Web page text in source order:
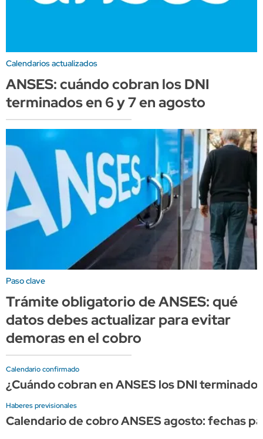
Calendarios actualizados
ANSES: cuándo cobran los DNI
terminados en 6 y 7 en agosto
Paso clave
Trámite obligatorio de ANSES: qué
datos debes actualizar para evitar
demoras en el cobro
Calendario confirmado
¿Cuándo cobran en ANSES los DNI
Haberes previsionales
Calendario de cobro ANSES agosto: fechas